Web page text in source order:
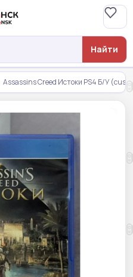
Найти
Assassins Creed Истоки PS4 Б/У